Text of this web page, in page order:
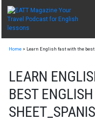
Skip
content
Home > Learn English fast with the
LEARN
BEST